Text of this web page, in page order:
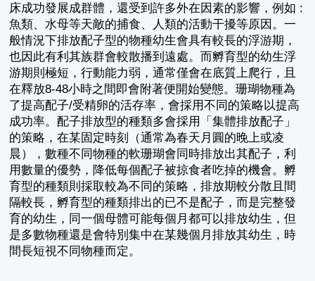
床成功發展成群體，還受到許多外在因素的影響，例如 :
魚類、水母等天敵的捕食、人類的活動干擾等原因。一
般情況下排放配子型的物種幼生會具有較長的浮游期，
也因此有利其族群會較散播到遠處。而孵育型的幼生浮
游期則極短，行動能力弱，通常僅會在底質上爬行，且
在釋放8-48小時之間即會附著便開始變態。珊瑚物種為
了提高配子/受精卵的活存率，會採用不同的策略以提高
成功率。配子排放型的種類多會採用「集體排放配子」
的策略，在某固定時刻（通常為春天月圓的晚上或凌
晨），數種不同物種的軟珊瑚會同時排放出其配子，利
用數量的優勢，降低每個配子被掠食者吃掉的機會。孵
育型的種類則採取較為不同的策略，排放期較分散且間
隔較長，孵育型的種類排出的已不是配子，而是完整發
育的幼生，同一個母體可能每個月都可以排放幼生，但
是多數物種還是會特別集中在某幾個月排放其幼生，時
間長短視不同物種而定。